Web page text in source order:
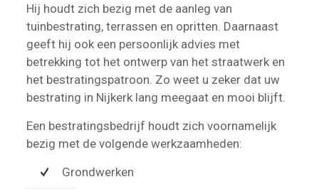
Hij houdt zich bezig met de aanleg van
tuinbestrating, terrassen en opritten. Daarnaast
geeft hij ook een persoonlijk advies met
betrekking tot het ontwerp van het straatwerk en
het bestratingspatroon. Zo weet u zeker dat uw
bestrating in Nijkerk lang meegaat en mooi blijft.
Een bestratingsbedrijf houdt zich voornamelijk
bezig met de volgende werkzaamheden:
Grondwerken